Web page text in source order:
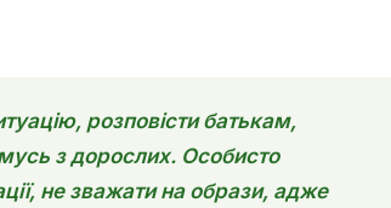
розповісти батькам,
з дорослих. Особисто
не зважати на образи, адже